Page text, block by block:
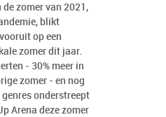
zomer van 2021,
blikt
op een
zomer dit jaar.
- 30% meer in
zomer - en nog
onderstreept
Arena deze zomer